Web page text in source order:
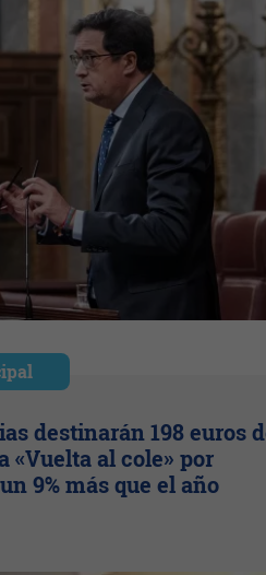
destinarán 198 euros
«Vuelta al cole» por
9% más que el año